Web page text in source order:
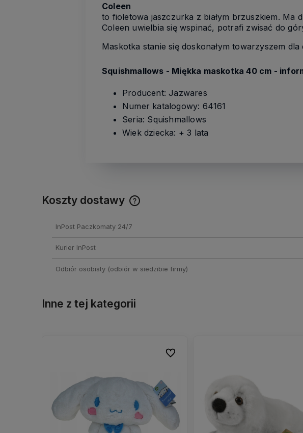
Coleen
to fioletowa jaszczurka z białym brzuszkiem. Ma
Coleen uwielbia się wspinać, potrafi zwisać do
Maskotka stanie się doskonałym towarzyszem
Squishmallows - Miękka maskotka 40 cm -
Producent: Jazwares
Numer katalogowy: 64161
Seria: Squishmallows
Wiek dziecka: + 3 lata
Koszty dostawy
InPost Paczkomaty 24/7
Kurier InPost
Odbiór osobisty(odbiór w siedzibie firmy)
Inne z tej kategorii
Do ulubionych
Do ulubionych